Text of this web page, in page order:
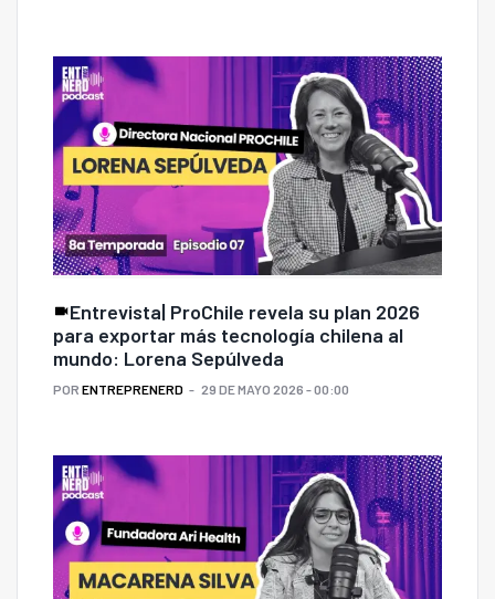
Entrevista| ProChile revela su plan 2026
para exportar más tecnología chilena al
mundo: Lorena Sepúlveda
POR ENTREPRENERD 29 DE MAYO 2026 - 00:00